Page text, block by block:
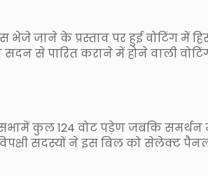
जाने के प्रस्ताव पर हुई वोटिंग में
से पारित कराने में होने वाली
कुल 124 वोट पड़ेण जबकि समर्थन
सदस्यों ने इस बिल को सेलेक्ट